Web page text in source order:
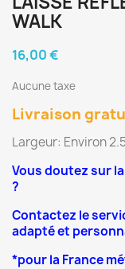
WALK
16,00 €
Aucune taxe
Livraison
Largeur: Environ
Vous doutez sur
?
Contactez le
adapté et
*pour la France